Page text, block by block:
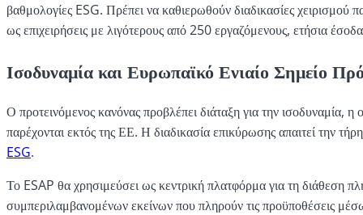
βαθμολογίες ESG. Πρέπει να καθιερωθούν διαδικασίες χειρισμού
ως επιχειρήσεις με λιγότερους από 250 εργαζόμενους, ετήσια
Ισοδυναμία και Ευρωπαϊκό Ενιαίο Σημείο
Ο προτεινόμενος κανόνας προβλέπει διάταξη για την ισοδυναμία,
παρέχονται εκτός της ΕΕ. Η διαδικασία επικύρωσης απαιτεί την
ESG.
Το ESAP θα χρησιμεύσει ως κεντρική πλατφόρμα για τη διάθεση
συμπεριλαμβανομένων εκείνων που πληρούν τις προϋποθέσεις